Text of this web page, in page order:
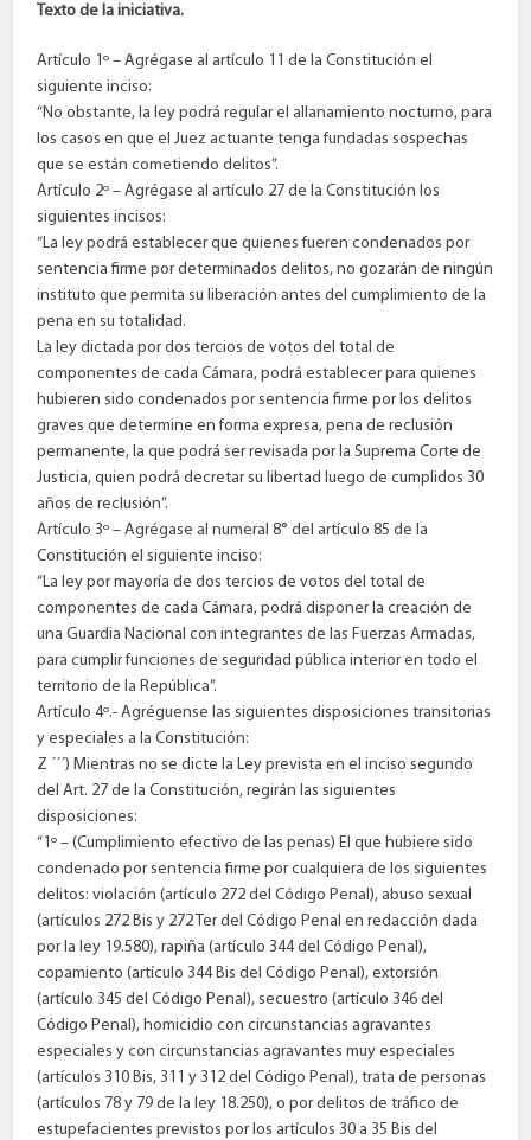
Texto de la iniciativa.
Artículo 1º – Agrégase al artículo 11 de la Constitución el
siguiente inciso:
“No obstante, la ley podrá regular el allanamiento nocturno, para
los casos en que el Juez actuante tenga fundadas sospechas
que se están cometiendo delitos”.
Artículo 2º – Agrégase al artículo 27 de la Constitución los
siguientes incisos:
“La ley podrá establecer que quienes fueren condenados por
sentencia firme por determinados delitos, no gozarán de ningún
instituto que permita su liberación antes del cumplimiento de la
pena en su totalidad.
La ley dictada por dos tercios de votos del total de
componentes de cada Cámara, podrá establecer para quienes
hubieren sido condenados por sentencia firme por los delitos
graves que determine en forma expresa, pena de reclusión
permanente, la que podrá ser revisada por la Suprema Corte de
Justicia, quien podrá decretar su libertad luego de cumplidos 30
años de reclusión”.
Artículo 3º – Agrégase al numeral 8° del artículo 85 de la
Constitución el siguiente inciso:
“La ley por mayoría de dos tercios de votos del total de
componentes de cada Cámara, podrá disponer la creación de
una Guardia Nacional con integrantes de las Fuerzas Armadas,
para cumplir funciones de seguridad pública interior en todo el
territorio de la República”.
Artículo 4º.- Agréguense las siguientes disposiciones transitorias
y especiales a la Constitución:
Z ´´´) Mientras no se dicte la Ley prevista en el inciso segundo
del Art. 27 de la Constitución, regirán las siguientes
disposiciones:
“1º – (Cumplimiento efectivo de las penas) El que hubiere sido
condenado por sentencia firme por cualquiera de los siguientes
delitos: violación (artículo 272 del Código Penal), abuso sexual
(artículos 272 Bis y 272 Ter del Código Penal en redacción dada
por la ley 19.580), rapiña (artículo 344 del Código Penal),
copamiento (artículo 344 Bis del Código Penal), extorsión
(artículo 345 del Código Penal), secuestro (artículo 346 del
Código Penal), homicidio con circunstancias agravantes
especiales y con circunstancias agravantes muy especiales
(artículos 310 Bis, 311 y 312 del Código Penal), trata de personas
(artículos 78 y 79 de la ley 18.250), o por delitos de tráfico de
estupefacientes previstos por los artículos 30 a 35 Bis del